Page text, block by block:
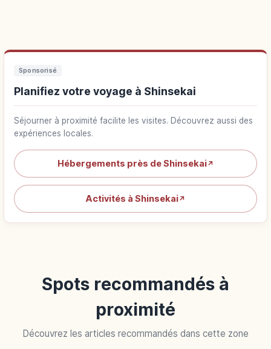
Sponsorisé
Planifiez votre voyage à Shinsekai
Séjourner à proximité facilite les visites. Découvrez aussi des
expériences locales.
Hébergements près de Shinsekai↗
Activités à Shinsekai↗
Spots recommandés à
proximité
Découvrez les articles recommandés dans cette zone